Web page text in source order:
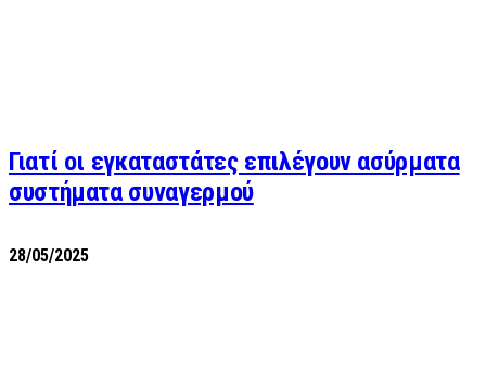
Γιατί οι εγκαταστάτες επιλέγουν ασύρματα
συστήματα συναγερμού
28/05/2025